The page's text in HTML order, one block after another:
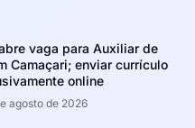
vaga para Auxiliar de
Camaçari; enviar currículo
online
agosto de 2026